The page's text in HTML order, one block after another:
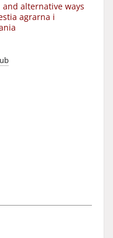
alternative ways
agrarna i